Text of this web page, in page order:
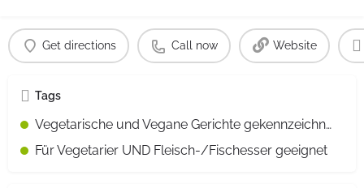
Get directions Call now Website
Tags
Vegetarische und Vegane Gerichte gekennzeichnet
Für Vegetarier UND Fleisch-/Fischesser geeignet